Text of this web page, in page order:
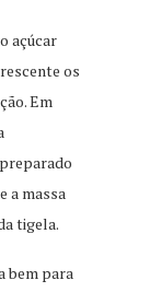
açúcar
os
Em
a massa
tigela.
bem para